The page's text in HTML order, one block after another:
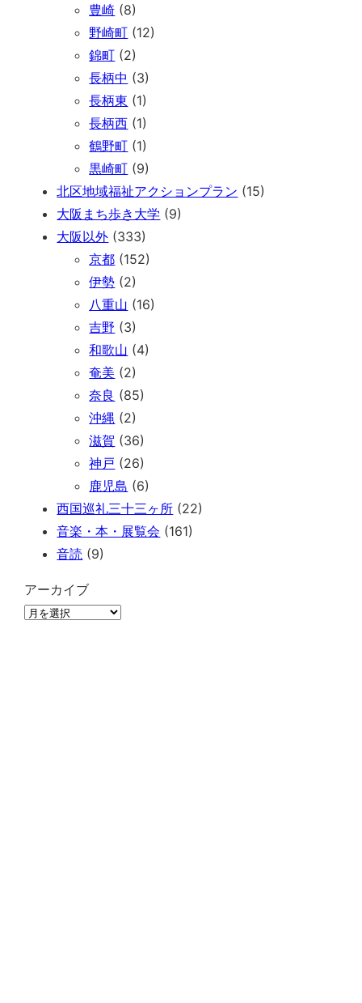
豊崎 (8)
野崎町 (12)
錦町 (2)
長柄中 (3)
長柄東 (1)
長柄西 (1)
鶴野町 (1)
黒崎町 (9)
北区地域福祉アクションプラン (15)
大阪まち歩き大学 (9)
大阪以外 (333)
京都 (152)
伊勢 (2)
八重山 (16)
吉野 (3)
和歌山 (4)
奄美 (2)
奈良 (85)
沖縄 (2)
滋賀 (36)
神戸 (26)
鹿児島 (6)
西国巡礼三十三ヶ所 (22)
音楽・本・展覧会 (161)
音読 (9)
アーカイブ